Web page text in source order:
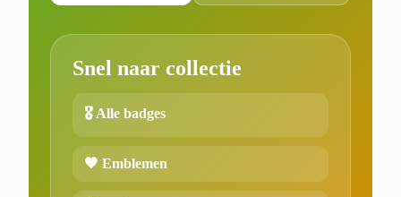
Snel naar collectie
🎖️ Alle badges
🧡 Emblemen